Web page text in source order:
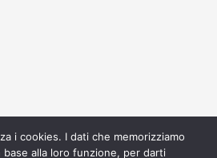
i cookies. I dati che memorizziamo
alla loro funzione, per darti